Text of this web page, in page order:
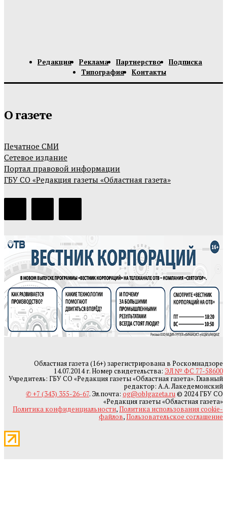
Редакция Реклама Партнерство
Подписка
Типография
Контакты
О газете
Печатное СМИ
Сетевое издание
Портал правовой информации
ГБУ СО «Редакция газеты «Областная газета»
Областная газета (16+) зарегистрирована в Роскомнадзоре
14.07.2014 г. Номер свидетельства: ЭЛ № ФС 77-58600
Учредитель: ГБУ СО «Редакция газеты «Областная газета». Главный
редактор: А.А. Лакедемонский
✆ +7 (343) 355-26-67. Эл.почта: og@oblgazeta.ru© 2024 ГБУ СО
«Редакция газеты «Областная газета»
Политика конфиденциальности,Политика использования cookie-
файлов,Пользовательское соглашение